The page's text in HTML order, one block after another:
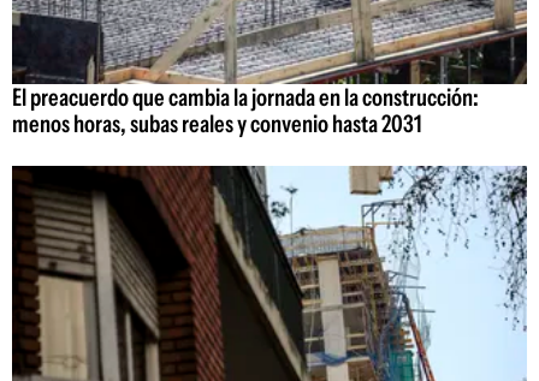
El preacuerdo que cambia la jornada en la construcción:
menos horas, subas reales y convenio hasta 2031